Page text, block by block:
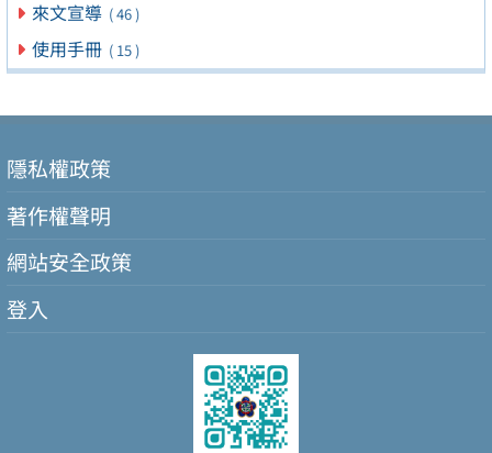
來文宣導 ( 46 )
使用手冊 ( 15 )
隱私權政策
著作權聲明
網站安全政策
登入